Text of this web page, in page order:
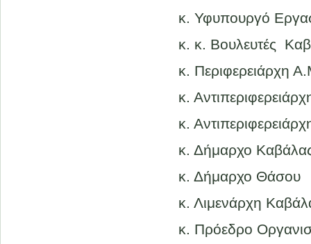
κ. Υφυπουργό
κ. κ. Βουλευτές
κ. Περιφερειάρχη
κ.
κ.
κ. Δήμαρχο
κ. Δήμαρχο Θάσου
κ. Λιμενάρχη
κ. Πρόεδρο